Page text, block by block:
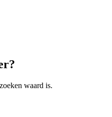
waard is.